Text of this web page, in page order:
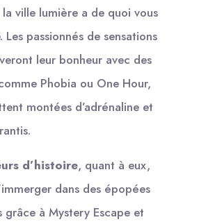
ville lumière a de quoi vous
Les passionnés de sensations
leur bonheur avec des
Phobia ou One Hour,
montées d’adrénaline et
d’histoire, quant à eux,
dans des épopées
grâce à Mystery Escape et